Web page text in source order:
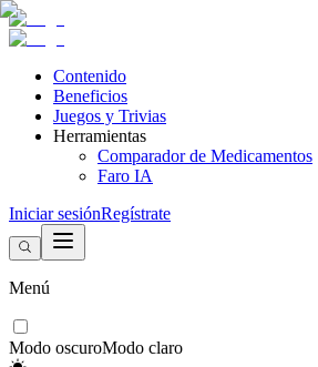
Contenido
Beneficios
Juegos y Trivias
Herramientas
Comparador de Medicamentos
Faro IA
Iniciar sesiónRegístrate
Menú
Modo oscuroModo claro